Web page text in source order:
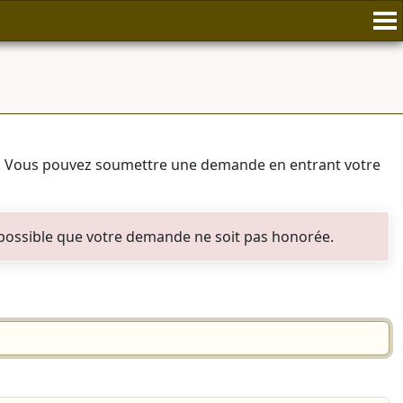
Vous pouvez soumettre une demande en entrant votre
que votre demande ne soit pas honorée.